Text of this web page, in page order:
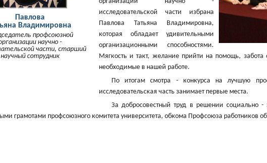
Павлова
Владимировна
профсоюзной
научно -
части, старший
научный сотрудник
исследовательской части избрана
Павлова Татьяна Владимировна,
которая обладает удивительными
организационными способностями.
Мягкость и такт, желание прийти на помощь, забота
необходимые в нашей работе.
По итогам смотра - конкурса на лучшую
исследовательская часть занимает первые места.
За добросовестный труд в решении социально -
грамотами профсоюзного комитета университета, обкома Профсоюза работников